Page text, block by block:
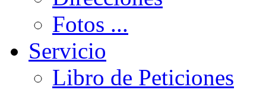
Fotos ...
Servicio
Libro de Peticiones